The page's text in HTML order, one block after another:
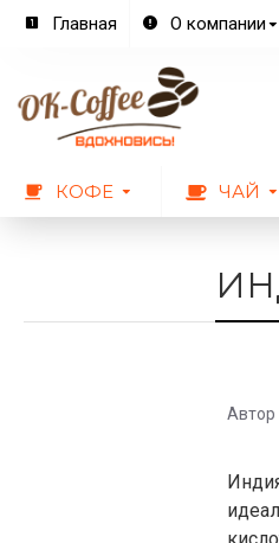
Главная О компании
КОФЕ ЧАЙ
Автор